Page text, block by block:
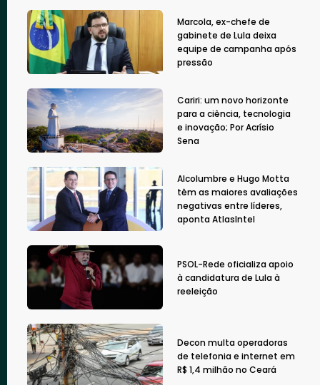
Marcola, ex-chefe de
gabinete de Lula deixa
equipe de campanha após
pressão
Cariri: um novo horizonte
para a ciência, tecnologia
e inovação; Por Acrísio
Sena
Alcolumbre e Hugo Motta
têm as maiores avaliações
negativas entre líderes,
aponta AtlasIntel
PSOL-Rede oficializa apoio
à candidatura de Lula à
reeleição
Decon multa operadoras
de telefonia e internet em
R$ 1,4 milhão no Ceará